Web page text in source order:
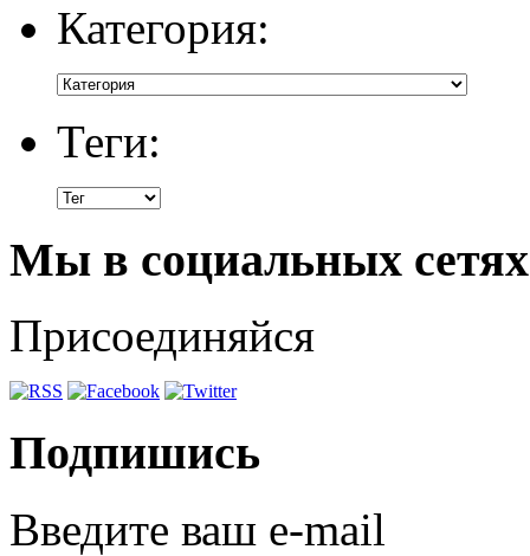
Категория:
Теги:
Мы в социальных сетях
Присоединяйся
Подпишись
Введите ваш e-mail